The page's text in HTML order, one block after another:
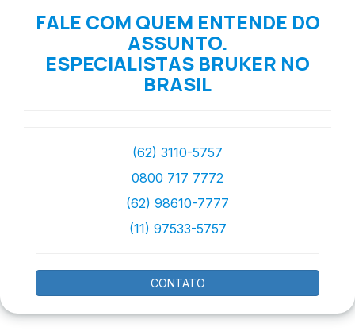
FALE COM QUEM ENTENDE DO
ASSUNTO.
ESPECIALISTAS BRUKER NO
BRASIL
(62) 3110-5757
0800 717 7772
(62) 98610-7777
(11) 97533-5757
CONTATO